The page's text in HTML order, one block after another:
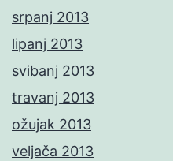
srpanj 2013
lipanj 2013
svibanj 2013
travanj 2013
ožujak 2013
veljača 2013